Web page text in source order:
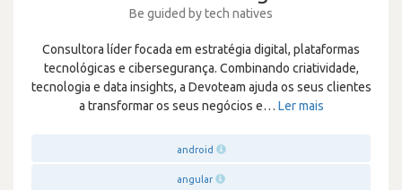
Be guided by tech natives
Consultora líder focada em estratégia digital, plataformas
tecnológicas e cibersegurança. Combinando criatividade,
tecnologia e data insights, a Devoteam ajuda os seus clientes
a transformar os seus negócios e… Ler mais
android
angular